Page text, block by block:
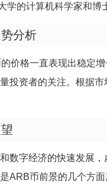
学的计算机科学家和博
分析
价格一直表现出稳定
投资者的关注。根据
数字经济的快速发展
ARB币前景的几个方面